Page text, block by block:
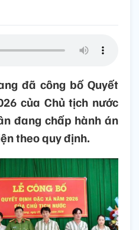
đã công bố Quyết
của Chủ tịch nước
đang chấp hành án
theo quy định.